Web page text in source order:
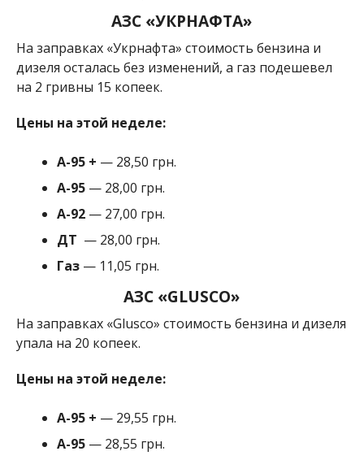
АЗС «УКРНАФТА»
На заправках «Укрнафта» стоимость бензина и
дизеля осталась без изменений, а газ подешевел
на 2 гривны 15 копеек.
Цены на этой неделе:
А-95 + — 28,50 грн.
A-95— 28,00 грн.
A-92— 27,00 грн.
ДТ — 28,00 грн.
Газ— 11,05 грн.
АЗС «GLUSCO»
На заправках «Glusco» стоимость бензина и дизеля
упала на 20 копеек.
Цены на этой неделе:
А-95 + — 29,55 грн.
A-95— 28,55 грн.